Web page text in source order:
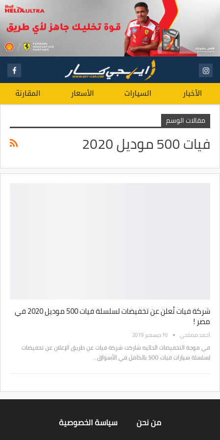
الأخبار السيارات الأسعار المقارنة
مقالات الوسم
فيات 500 موديل 2020
شركة فيات تُعلن عن تخفيضات لسلسلة فيات 500 موديل 2020 في
مصر !
أحمد مصلحي 10 ديسمبر 2019
في موجة التخفيضات الحاليه شاركت شركة فيات عن طريق الإعلان عن تخفيضات
لسلسلة سيارات فيات 500 بالكامل في الأسواق…
من نحن سياسة الخصوصية